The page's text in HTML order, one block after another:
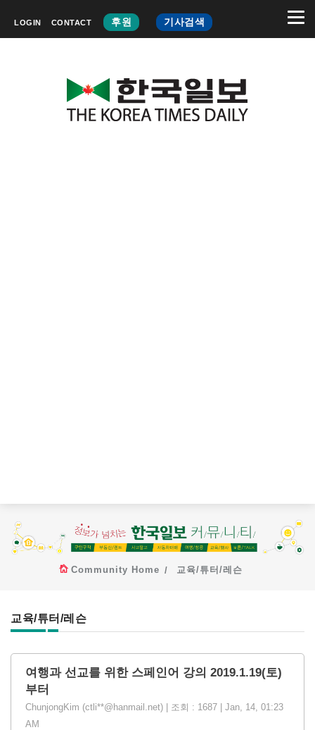
LOGIN CONTACT 후원 기사검색
Community Home 교육/튜터/레슨
교육/튜터/레슨
여행과 선교를 위한 스페인어 강의 2019.1.19(토)
부터
ChunjongKim (ctli**@hanmail.net) | 조회 : 1687 | Jan, 14, 01:23
AM